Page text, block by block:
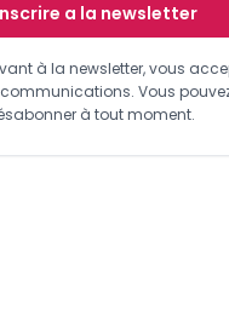
a la newsletter
à la newsletter, vous
Vous
à tout moment.